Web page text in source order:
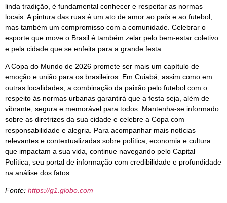
linda tradição, é fundamental conhecer e respeitar as normas
locais. A pintura das ruas é um ato de amor ao país e ao futebol,
mas também um compromisso com a comunidade. Celebrar o
esporte que move o Brasil é também zelar pelo bem-estar coletivo
e pela cidade que se enfeita para a grande festa.
A Copa do Mundo de 2026 promete ser mais um capítulo de
emoção e união para os brasileiros. Em Cuiabá, assim como em
outras localidades, a combinação da paixão pelo futebol com o
respeito às normas urbanas garantirá que a festa seja, além de
vibrante, segura e memorável para todos. Mantenha-se informado
sobre as diretrizes da sua cidade e celebre a Copa com
responsabilidade e alegria. Para acompanhar mais notícias
relevantes e contextualizadas sobre política, economia e cultura
que impactam a sua vida, continue navegando pelo Capital
Política, seu portal de informação com credibilidade e profundidade
na análise dos fatos.
Fonte: https://g1.globo.com